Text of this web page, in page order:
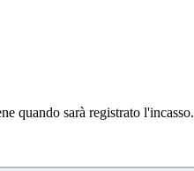
quando sarà registrato l'incasso.